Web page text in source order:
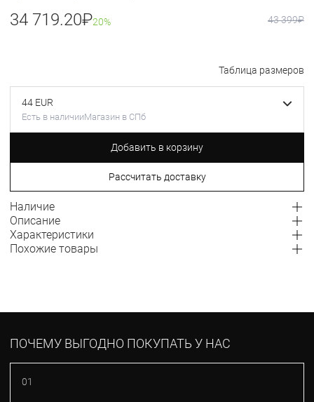
34 719.20₽20% 43 399₽
Таблица размеров
44 EUR
Есть в наличииМагазин в СПб
Добавить в корзину
Рассчитать доставку
Наличие
Описание
Характеристики
Похожие товары
ПОЧЕМУ ВЫГОДНО ПОКУПАТЬ У НАС
01